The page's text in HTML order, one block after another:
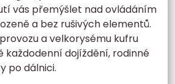
vás přemýšlet nad ovládáním
a bez rušivých elementů.
a velkorysému kufru
každodenní dojíždění, rodinné
po dálnici.